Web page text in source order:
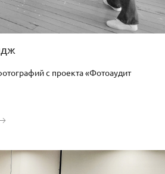
с проекта «Фотоаудит